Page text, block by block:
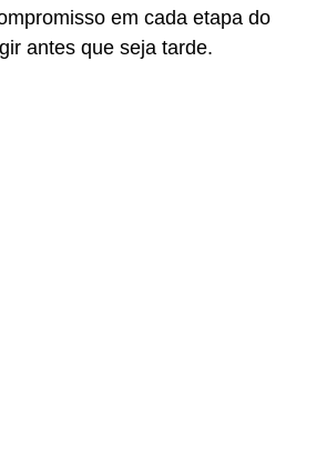
em cada etapa do
antes que seja tarde.